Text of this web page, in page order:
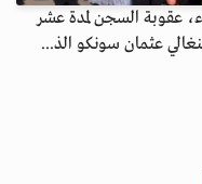
عقوبة السجن لمدة عشر
عثمان سونكو الذ...